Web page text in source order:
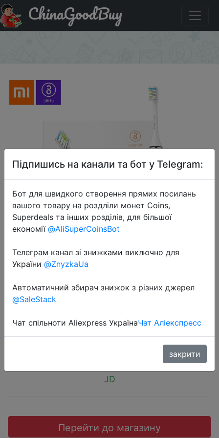
Акція на SOOCAS/Xiaomi X3 электрическая зубная
щетка.
ChinaGoodBuy
SOOCAS/Xiaomi X3 электрическая
зубная щетка.
$32.99
JD
Перейти до магазину
Підпишись на канали та бот у Telegram:
Бот для швидкого створення прямих посилань
вашого товару на роздліли монет Coins,
Superdeals та інших розділів, для більшої
економії @AliSuperCoinsBot
Телеграм канал зі знижками виключно для
України @ZnyzkaUa
Автоматичний збирач знижок з різних джерел
@SaleStack
Чат спільноти Aliexpress УкраїнаЧат Аліекспресс
закрити